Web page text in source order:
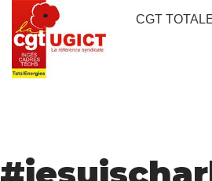
CGT